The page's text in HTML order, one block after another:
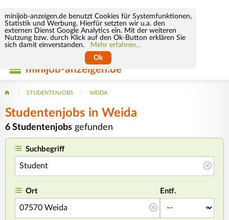
minijob-anzeigen.de benutzt Cookies für Systemfunktionen,
Statistik und Werbung. Hierfür setzten wir u.a. den
externen Dienst Google Analytics ein. Mit der weiteren
Nutzung bzw. durch Klick auf den Ok-Button erklären Sie
sich damit einverstanden.
Mehr erfahren...
Ok
minijob-anzeigen.de
STUDENTENJOBS WEIDA
Studentenjobs in Weida
6 Studentenjobs gefunden
Suchbegriff
Ort Entf.